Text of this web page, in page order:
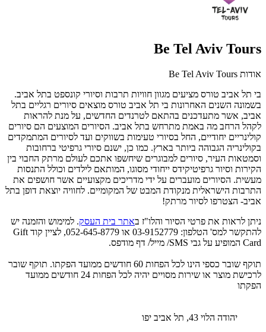
Be Tel Aviv Tours
אודות Be Tel Aviv Tours
בי תל אביב טורס מציעים מגוון חוויות תרבות וסיורי קונספט בתל אביב.
בשמונה השנים האחרונות בי תל אביב טורס מוצאים סיורים רגליים בתל
אביב, אשר מתעדכנים בהתאם לטרנדים החדשים, על מנת להראות
לקהל הרחב מה באמת מתרחש בתל אביב. הסיורים המוצעים הם סיורים
קולינריים יחודיים, החל בסיורי טעימות בשווקים ועד לסיורים המתמקדים
בקולינריה הגבוהה ביותר בארץ. כמו כן, ישנם סיורי גרפיטי ברחובות
וסמטאות העיר, סיורים למבוגרים שיחשפו אתכם לעולם מרתק החבוי בין
הקירות וסיור גרפיטיקידס ייחודי מסוגו, המותאם לילדים וכולל התנסות
מעשית. הסיורים מועברים על ידי מדריכים מקצועיים אשר חושפים את
התרבות הישראלית מנקודת המבט של המקומיים. לחוויה יוצאת דופן בתל
אביב- הצטרפו לסיור מרתק!
ניתן לראות את פרטי הסיור והלו"ז באתר בית העסק. למימוש והזמנה יש
להתקשר למס' הטלפון: 03-9152779 או 052-645-8779‏, לציין קוד Gift
Card המופיע על גבי SMS/ מייל/ דף מודפס.
תוקף שובר כספי הינו לכל הפחות 60 חודשים ממועד הפקתו. תוקף שובר
לרכישת מוצר או שירות מסויים יהיה לכל הפחות 24 חודשים ממועד
הפקתו
יהודה הלוי 43, תל אביב יפו